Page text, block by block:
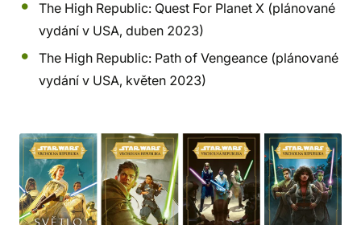
The High Republic: Quest For Planet X (plánované
vydání v USA, duben 2023)
The High Republic: Path of Vengeance (plánované
vydání v USA, květen 2023)